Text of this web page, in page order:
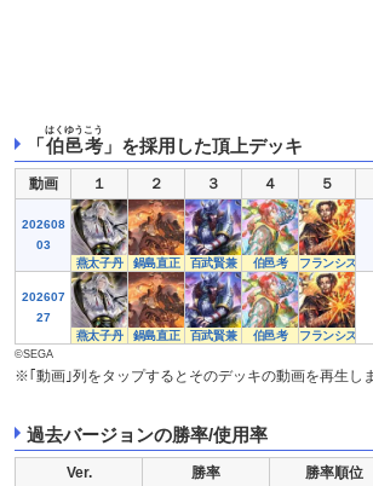
「伯邑考
はくゆうこう
」を採用した頂上デッキ
動画 １ ２ ３ ４ ５
202608
03
燕太子丹
鍋島直正 百武賢兼 伯邑考 フランシスコ
202607
27
燕太子丹
鍋島直正 百武賢兼 伯邑考 フランシスコ
©SEGA
※｢動画｣列をタップするとそのデッキの動画を再生しま
過去バージョンの勝率/使用率
Ver. 勝率 勝率順位